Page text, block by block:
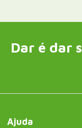
Dar é dar
Ajuda